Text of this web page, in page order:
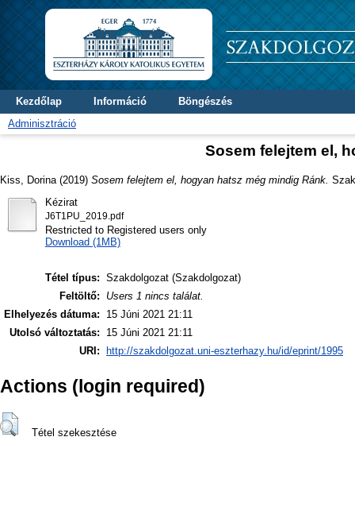
Kezdőlap Információ
Böngészés
Adminisztráció
Sosem felejtem el,
Kiss, Dorina (2019) Sosem felejtem el, hogyan hatsz még mindig Ránk.
Kézirat
J6T1PU_2019.pdf
Restricted to Registered users only
Download (1MB)
Tétel típus: Szakdolgozat (Szakdolgozat)
Feltöltő:
Users 1 nincs találat.
Elhelyezés dátuma:
15 Júni 2021 21:11
Utolsó változtatás:
15 Júni 2021 21:11
URI:
http://szakdolgozat.uni-eszterhazy.hu/id/eprint/1995
Actions (login required)
Tétel szekesztése